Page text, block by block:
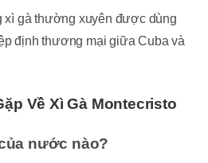
xì gà thường xuyên được dùng
định thương mại giữa Cuba và
Về Xì Gà Montecristo
nước nào?